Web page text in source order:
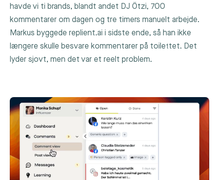
havde vi ti brands, blandt andet DJ Ötzi, 700
kommentarer om dagen og tre timers manuelt arbejde.
Markus byggede replient.ai i sidste ende, så han ikke
længere skulle besvare kommentarer på toilettet. Det
lyder sjovt, men det var et reelt problem.